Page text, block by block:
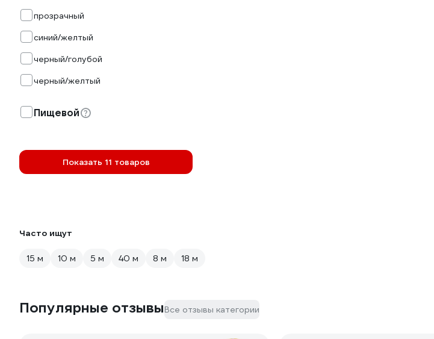
прозрачный
синий/желтый
черный/голубой
черный/желтый
Пищевой
Показать 11 товаров
Часто ищут
15 м 10 м 5 м 40 м 8 м 18 м
Популярные отзывыВсе отзывы категории